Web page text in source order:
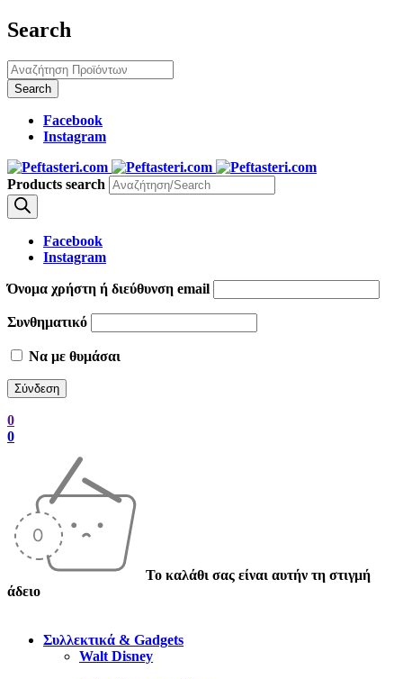
Search
Facebook
Instagram
Products search
Facebook
Instagram
Όνομα χρήστη ή διεύθυνση email
Συνθηματικό
Να με θυμάσαι
0
0
Το καλάθι σας είναι αυτήν τη στιγμή
άδειο
Συλλεκτικά & Gadgets
Walt Disney